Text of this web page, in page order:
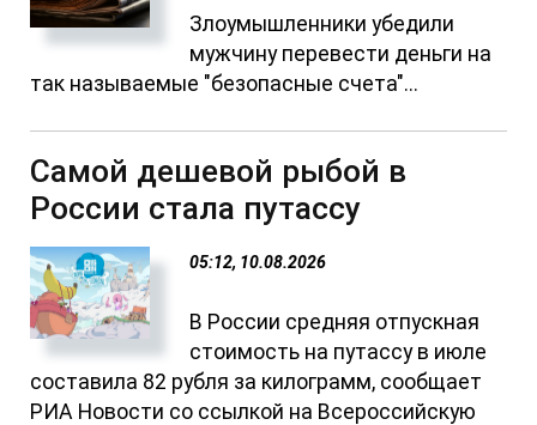
Злоумышленники убедили
мужчину перевести деньги на
так называемые "безопасные счета"...
Самой дешевой рыбой в
России стала путассу
05:12, 10.08.2026
В России средняя отпускная
стоимость на путассу в июле
составила 82 рубля за килограмм, сообщает
РИА Новости со ссылкой на Всероссийскую